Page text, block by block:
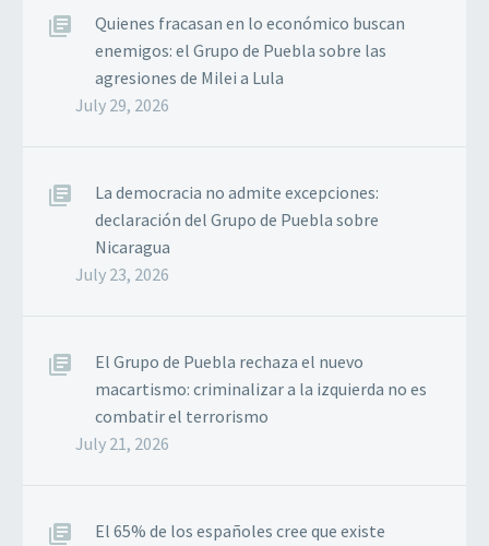
Quienes fracasan en lo económico buscan
enemigos: el Grupo de Puebla sobre las
agresiones de Milei a Lula
July 29, 2026
La democracia no admite excepciones:
declaración del Grupo de Puebla sobre
Nicaragua
July 23, 2026
El Grupo de Puebla rechaza el nuevo
macartismo: criminalizar a la izquierda no es
combatir el terrorismo
July 21, 2026
El 65% de los españoles cree que existe